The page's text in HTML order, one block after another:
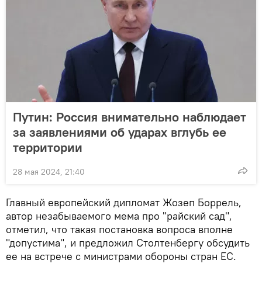
Путин: Россия внимательно наблюдает
за заявлениями об ударах вглубь ее
территории
28 мая 2024, 21:40
Главный европейский дипломат Жозеп Боррель,
автор незабываемого мема про "райский сад",
отметил, что такая постановка вопроса вполне
"допустима", и предложил Столтенбергу обсудить
ее на встрече с министрами обороны стран ЕС.